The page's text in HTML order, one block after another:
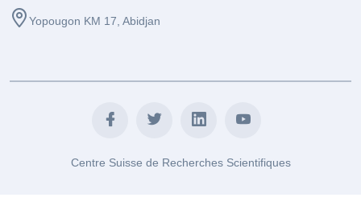
Yopougon KM 17, Abidjan
Centre Suisse de Recherches Scientifiques